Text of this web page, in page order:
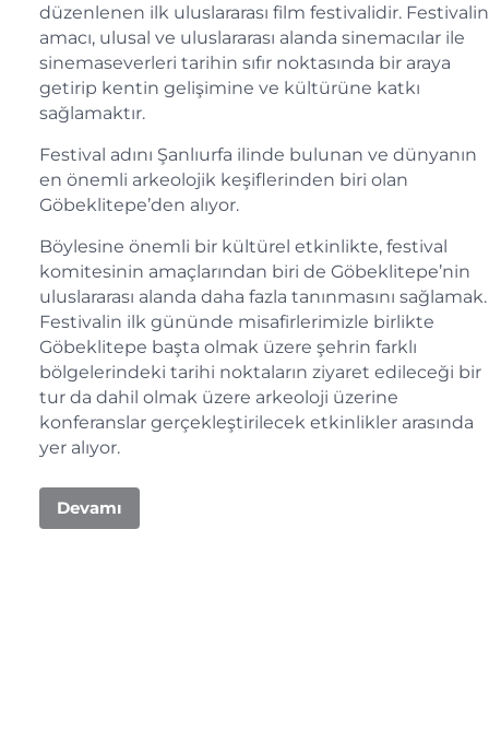
düzenlenen ilk uluslararası film festivalidir. Festivalin
amacı, ulusal ve uluslararası alanda sinemacılar ile
sinemaseverleri tarihin sıfır noktasında bir araya
getirip kentin gelişimine ve kültürüne katkı
sağlamaktır.
Festival adını Şanlıurfa ilinde bulunan ve dünyanın
en önemli arkeolojik keşiflerinden biri olan
Göbeklitepe’den alıyor.
Böylesine önemli bir kültürel etkinlikte, festival
komitesinin amaçlarından biri de Göbeklitepe’nin
uluslararası alanda daha fazla tanınmasını sağlamak.
Festivalin ilk gününde misafirlerimizle birlikte
Göbeklitepe başta olmak üzere şehrin farklı
bölgelerindeki tarihi noktaların ziyaret edileceği bir
tur da dahil olmak üzere arkeoloji üzerine
konferanslar gerçekleştirilecek etkinlikler arasında
yer alıyor.
Devamı